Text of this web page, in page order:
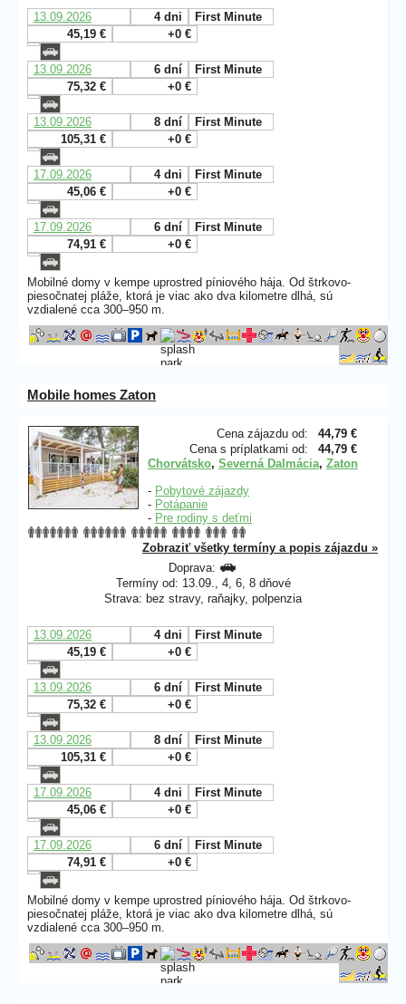
13.09.2026 4 dni
First Minute
45,19 €
+0 €
13.09.2026 6 dní
First Minute
75,32 €
+0 €
13.09.2026 8 dní
First Minute
105,31 €
+0 €
17.09.2026 4 dni
First Minute
45,06 €
+0 €
17.09.2026 6 dní
First Minute
74,91 €
+0 €
Mobilné domy v kempe uprostred píniového hája. Od štrkovo-
piesočnatej pláže, ktorá je viac ako dva kilometre dlhá, sú
vzdialené cca 300–950 m.
Mobile homes Zaton
Cena zájazdu od:
44,79 €
Cena s príplatkami od:
44,79 €
Chorvátsko, Severná Dalmácia, Zaton
- Pobytové zájazdy
- Potápanie
- Pre rodiny s deťmi
Zobraziť všetky termíny a popis zájazdu »
Doprava:
Termíny od: 13.09., 4, 6, 8 dňové
Strava: bez stravy, raňajky, polpenzia
13.09.2026 4 dni
First Minute
45,19 €
+0 €
13.09.2026 6 dní
First Minute
75,32 €
+0 €
13.09.2026 8 dní
First Minute
105,31 €
+0 €
17.09.2026 4 dni
First Minute
45,06 €
+0 €
17.09.2026 6 dní
First Minute
74,91 €
+0 €
Mobilné domy v kempe uprostred píniového hája. Od štrkovo-
piesočnatej pláže, ktorá je viac ako dva kilometre dlhá, sú
vzdialené cca 300–950 m.